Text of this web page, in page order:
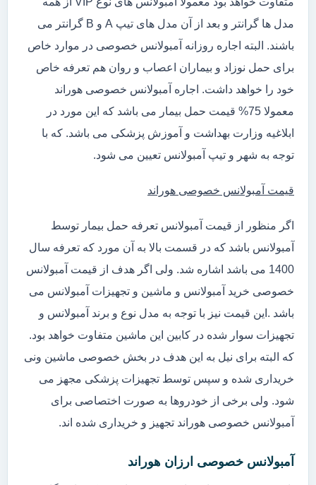
مدل ها گرانتر و بعد از آن مدل های تیپ A و B گرانتر می
باشند. البته اجاره روزانه آمبولانس خصوصی در موارد خاص
برای حمل نوزاد و بیماران اعصاب و روان هم تعرفه خاص
خود را خواهد داشت. اجاره آمبولانس خصوصی هوراند
معمولا 75% قیمت حمل بیمار می باشد که این مورد در
ابلاغیه وزارت بهداشت و آموزش پزشکی می باشد. که با
توجه به شهر و تیپ آمبولانس تعیین می شود.
قیمت آمبولانس خصوصی هوراند
اگر منظور از قیمت آمبولانس تعرفه حمل بیمار توسط
آمبولانس باشد که در قسمت بالا به آن مورد که تعرفه سال
1400 می باشد اشاره شد. ولی اگر هدف از قیمت آمبولانس
خصوصی خرید آمبولانس و ماشین و تجهیزات آمبولانس می
باشد .این قیمت نیز با توجه به مدل نوع و برند آمبولانس و
تجهیزات سوار شده در کابین این ماشین متفاوت خواهد بود.
که البته برای نیل به این هدف در بخش خصوصی ماشین ونی
خریداری شده و سپس توسط تجهیزات پزشکی مجهز می
شود. ولی برخی از خودروها به صورت اختصاصی برای
آمبولانس خصوصی هوراند تجهیز و خریداری شده اند.
آمبولانس خصوصی ارزان هوراند